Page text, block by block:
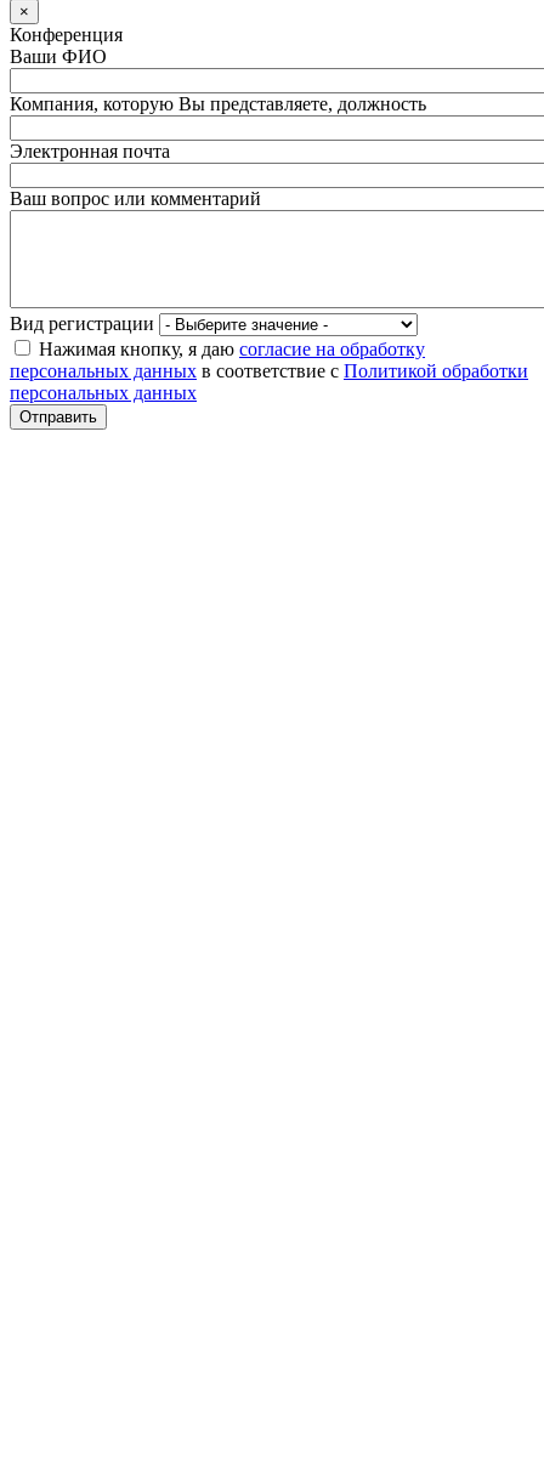
×
Конференция
Ваши ФИО
Компания, которую Вы представляете, должность
Электронная почта
Ваш вопрос или комментарий
Вид регистрации
Нажимая кнопку, я даю согласие на обработку
персональных данных в соответствие с Политикой обработки
персональных данных